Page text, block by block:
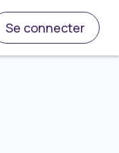
Se connecter